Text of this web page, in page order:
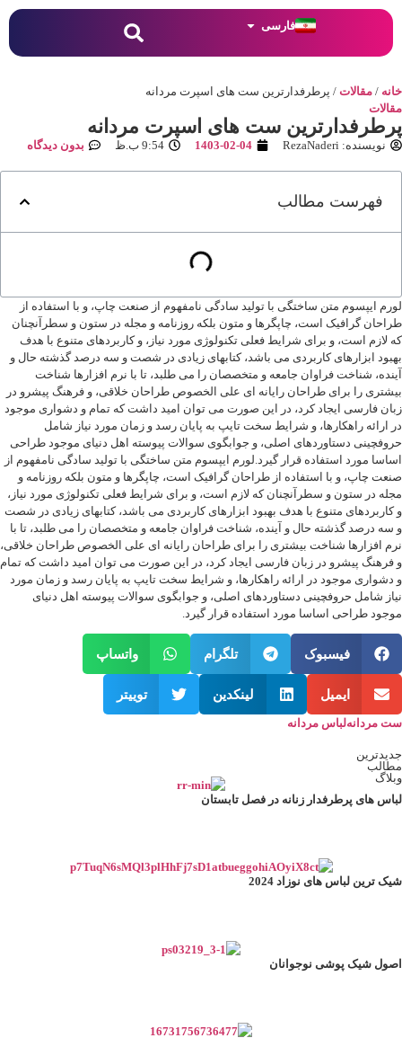
فارسی
/ مقالات/ پرطرفدارترین ست های اسپرت مردانه
ست های اسپرت مردانه
نویسنده:RezaNaderi
1403-02-04 9:54 ب.ظ بدون دیدگاه
فهرست مطالب
ایپسوم متن ساختگی با تولید سادگی نامفهوم از صنعت چاپ، و با استفاده از
گرافیک است، چاپگرها و متون بلکه روزنامه و مجله در ستون و سطرآنچنان
لازم است، و برای شرایط فعلی تکنولوژی مورد نیاز، و کاربردهای متنوع با هدف
ابزارهای کاربردی می باشد، کتابهای زیادی در شصت و سه درصد گذشته حال و
شناخت فراوان جامعه و متخصصان را می طلبد، تا با نرم افزارها شناخت
را برای طراحان رایانه ای علی الخصوص طراحان خلاقی، و فرهنگ پیشرو در
فارسی ایجاد کرد، در این صورت می توان امید داشت که تمام و دشواری موجود
ارائه راهکارها، و شرایط سخت تایپ به پایان رسد و زمان مورد نیاز شامل
دستاوردهای اصلی، و جوابگوی سوالات پیوسته اهل دنیای موجود طراحی
مورد استفاده قرار گیرد.لورم ایپسوم متن ساختگی با تولید سادگی نامفهوم از
چاپ، و با استفاده از طراحان گرافیک است، چاپگرها و متون بلکه روزنامه و
در ستون و سطرآنچنان که لازم است، و برای شرایط فعلی تکنولوژی مورد نیاز،
متنوع با هدف بهبود ابزارهای کاربردی می باشد، کتابهای زیادی در شصت
درصد گذشته حال و آینده، شناخت فراوان جامعه و متخصصان را می طلبد، تا با
افزارها شناخت بیشتری را برای طراحان رایانه ای علی الخصوص طراحان خلاقی،
پیشرو در زبان فارسی ایجاد کرد، در این صورت می توان امید داشت که تمام
موجود در ارائه راهکارها، و شرایط سخت تایپ به پایان رسد و زمان مورد
شامل حروفچینی دستاوردهای اصلی، و جوابگوی سوالات پیوسته اهل دنیای
طراحی اساسا مورد استفاده قرار گیرد.
فیسبوک تلگرام واتساپ
ایمیل لینکدین توییتر
مردانه لباس مردانه
های پرطرفدار زنانه در فصل تابستان
ترین لباس های نوزاد 2024
شیک پوشی نوجوانان